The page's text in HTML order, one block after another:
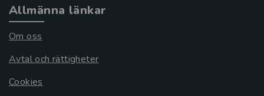
Allmänna länkar
Om oss
Avtal och rättigheter
Cookies